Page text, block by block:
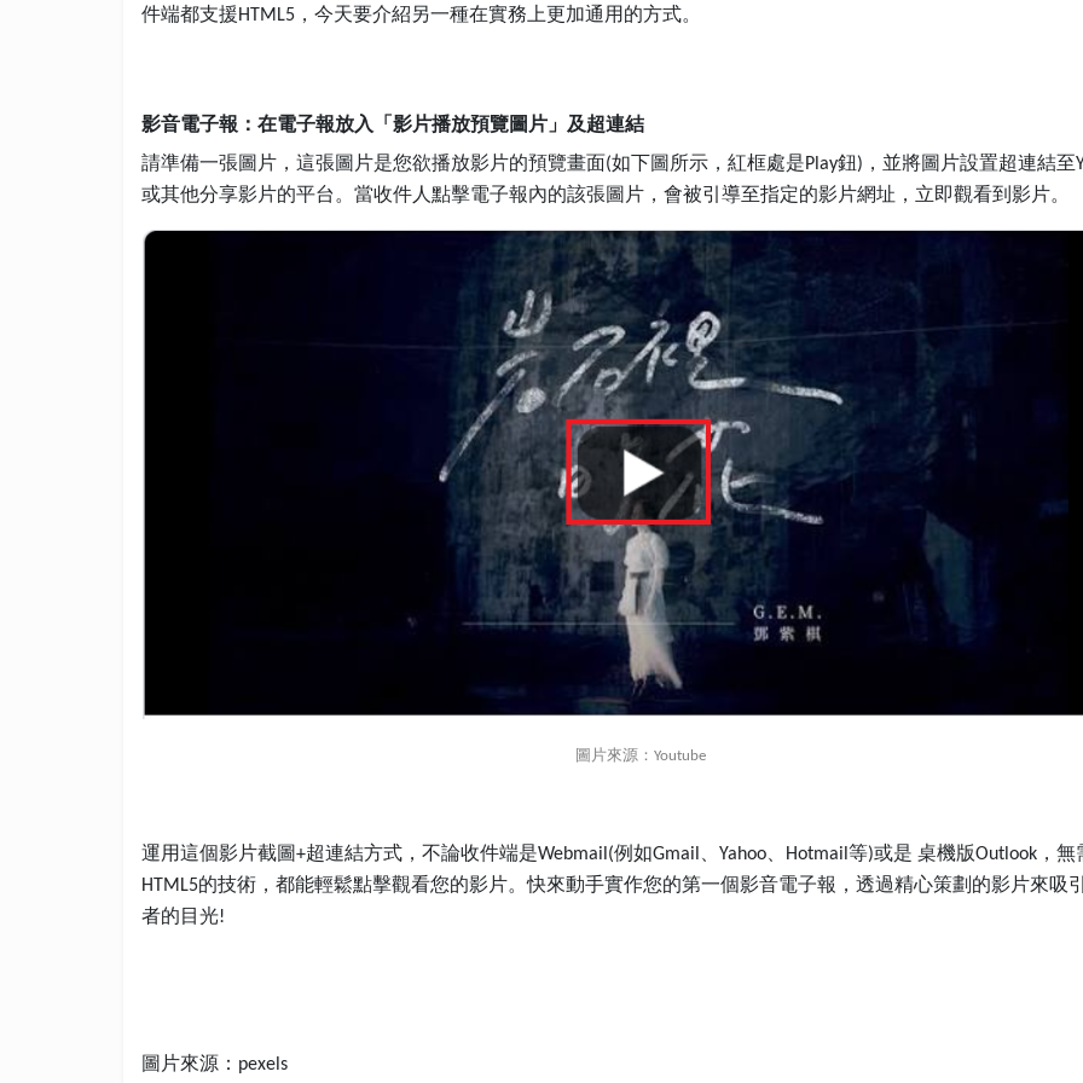
件端都支援HTML5 ，今天要介紹另一種在實務上更加通用的方式。
影音電子報：在電子報放入「影片播放預覽圖片」及超連結
請準備一張圖片，這張圖片是您欲播放影片的預覽畫面(如下圖所示，紅框處是Play鈕) ，並將圖片設置超連結至
或其他分享影片的平台。當收件人點擊電子報內的該張圖片，會被引導至指定的影片網址，立即觀看到影片。
圖片來源： Youtube
運用這個影片截圖+超連結方式，不論收件端是Webmail(例如Gmail 、 Yahoo、 Hotmail 等)或是 桌機版Outlook ，無
HTML5的技術，都能輕鬆點擊觀看您的影片。快來動手實作您的第一個影音電子報，透過精心策劃的影片來吸
者的目光!
圖片來源： pexels